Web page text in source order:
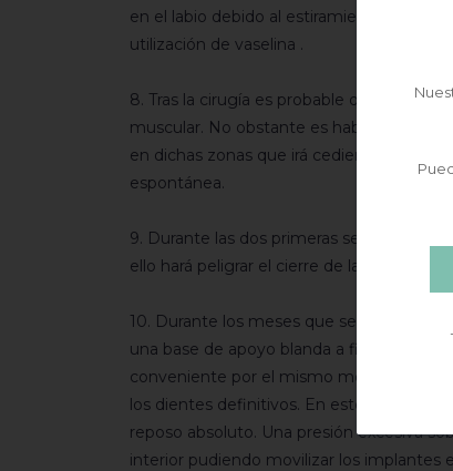
en el labio debido al estiramiento
utilización de vaselina .
8. Tras la cirugía es probable que se dé
muscular. No obstante es habitual que
en dichas zonas que irá cediendo
espontánea.
9. Durante las dos primeras semanas es
ello hará peligrar el cierre de la herida
10. Durante los meses que seguirán el
una base de apoyo blanda a fin de que
conveniente por el mismo motivo evitar
los dientes definitivos. En este período
reposo absoluto. Una presión excesiva
interior pudiendo movilizar los implantes